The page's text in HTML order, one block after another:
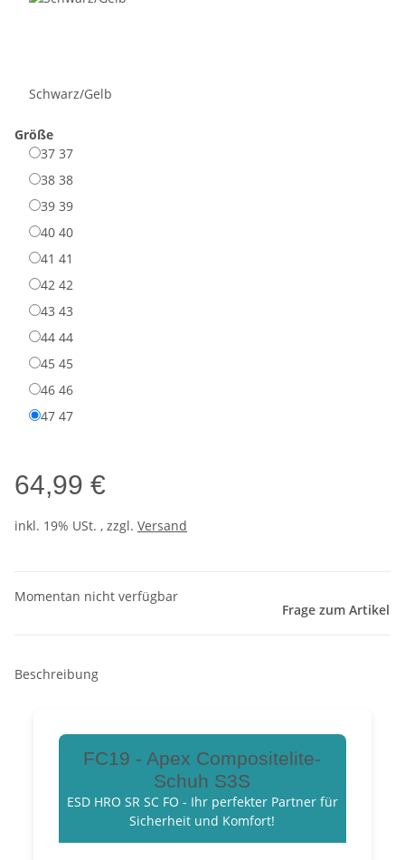
Schwarz/Gelb
Größe
37 37
38 38
39 39
40 40
41 41
42 42
43 43
44 44
45 45
46 46
47 47
64,99 €
inkl. 19% USt. , zzgl. Versand
Momentan nicht verfügbar
Frage zum Artikel
Beschreibung
FC19 - Apex Compositelite-
Schuh S3S
ESD HRO SR SC FO - Ihr perfekter Partner für
Sicherheit und Komfort!